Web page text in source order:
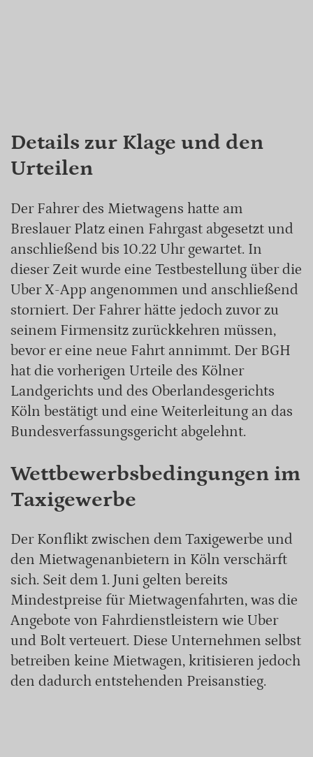
Details zur Klage und den
Urteilen
Der Fahrer des Mietwagens hatte am
Breslauer Platz einen Fahrgast abgesetzt und
anschließend bis 10.22 Uhr gewartet. In
dieser Zeit wurde eine Testbestellung über die
Uber X-App angenommen und anschließend
storniert. Der Fahrer hätte jedoch zuvor zu
seinem Firmensitz zurückkehren müssen,
bevor er eine neue Fahrt annimmt. Der BGH
hat die vorherigen Urteile des Kölner
Landgerichts und des Oberlandesgerichts
Köln bestätigt und eine Weiterleitung an das
Bundesverfassungsgericht abgelehnt.
Wettbewerbsbedingungen im
Taxigewerbe
Der Konflikt zwischen dem Taxigewerbe und
den Mietwagenanbietern in Köln verschärft
sich. Seit dem 1. Juni gelten bereits
Mindestpreise für Mietwagenfahrten, was die
Angebote von Fahrdienstleistern wie Uber
und Bolt verteuert. Diese Unternehmen selbst
betreiben keine Mietwagen, kritisieren jedoch
den dadurch entstehenden Preisanstieg.